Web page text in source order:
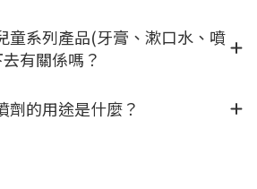
童系列產品(牙膏、漱口水、噴
有關係嗎？
劑的用途是什麼？